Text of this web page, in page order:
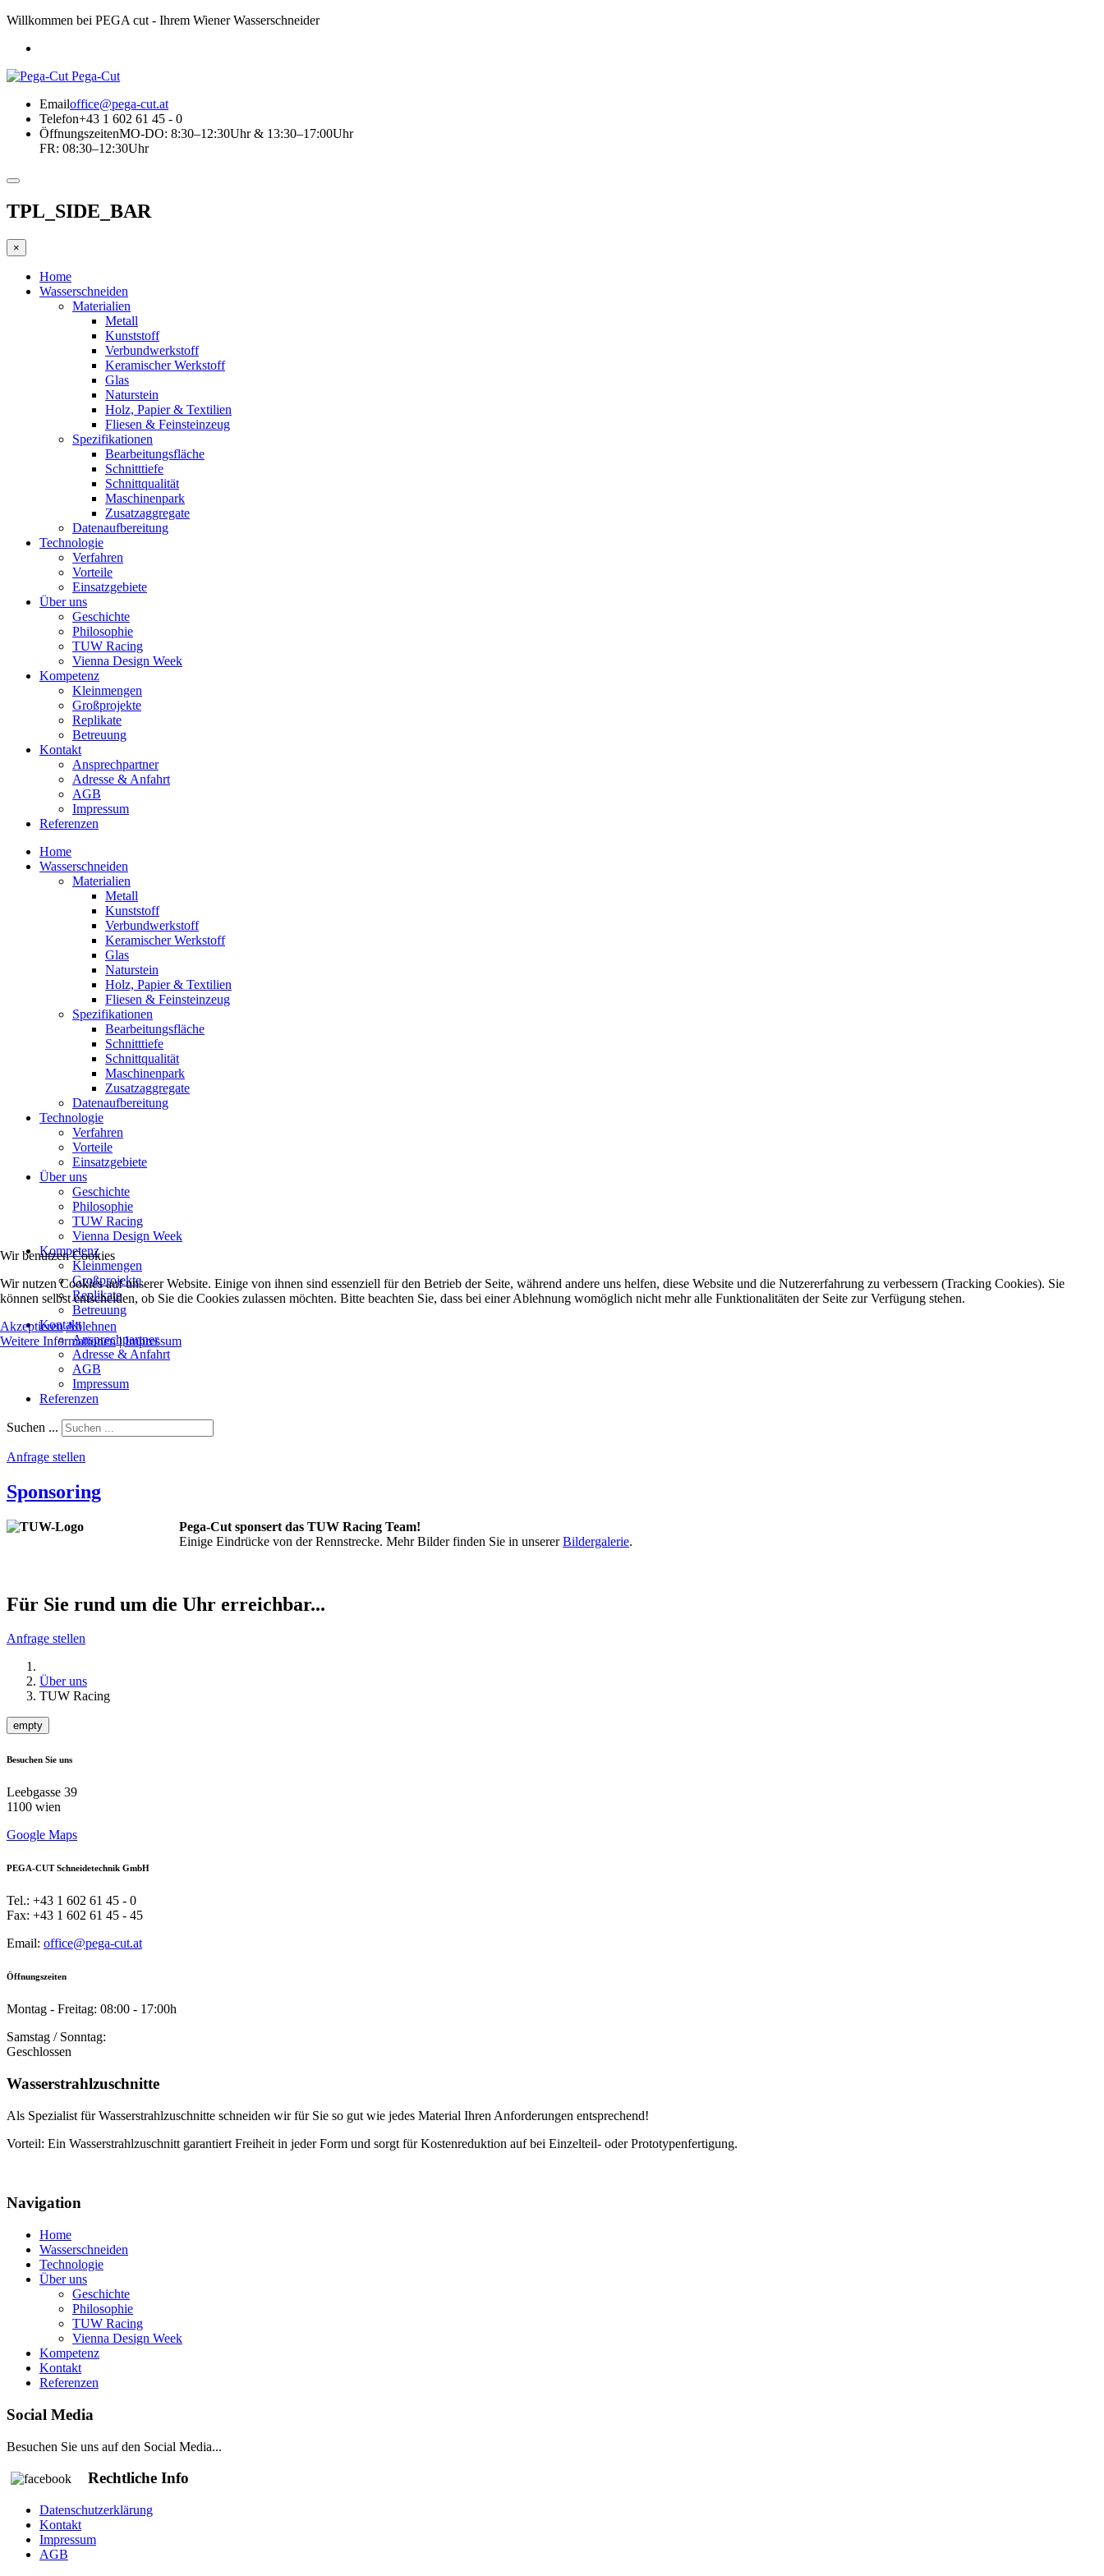
Willkommen bei PEGA cut - Ihrem Wiener Wasserschneider
Pega-Cut
Emailoffice@pega-cut.at
Telefon+43 1 602 61 45 - 0
ÖffnungszeitenMO-DO: 8:30–12:30Uhr & 13:30–17:00Uhr
FR: 08:30–12:30Uhr
TPL_SIDE_BAR
×
Home
Wasserschneiden
Materialien
Metall
Kunststoff
Verbundwerkstoff
Keramischer Werkstoff
Glas
Naturstein
Holz, Papier & Textilien
Fliesen & Feinsteinzeug
Spezifikationen
Bearbeitungsfläche
Schnitttiefe
Schnittqualität
Maschinenpark
Zusatzaggregate
Datenaufbereitung
Technologie
Verfahren
Vorteile
Einsatzgebiete
Über uns
Geschichte
Philosophie
TUW Racing
Vienna Design Week
Kompetenz
Kleinmengen
Großprojekte
Replikate
Betreuung
Kontakt
Ansprechpartner
Adresse & Anfahrt
AGB
Impressum
Referenzen
Home
Wasserschneiden
Materialien
Metall
Kunststoff
Verbundwerkstoff
Keramischer Werkstoff
Glas
Naturstein
Holz, Papier & Textilien
Fliesen & Feinsteinzeug
Spezifikationen
Bearbeitungsfläche
Schnitttiefe
Schnittqualität
Maschinenpark
Zusatzaggregate
Datenaufbereitung
Technologie
Verfahren
Vorteile
Einsatzgebiete
Über uns
Geschichte
Philosophie
TUW Racing
Vienna Design Week
Kompetenz
Kleinmengen
Großprojekte
Replikate
Betreuung
Kontakt
Ansprechpartner
Adresse & Anfahrt
AGB
Impressum
Referenzen
Suchen ...
Anfrage stellen
Sponsoring
Pega-Cut sponsert das TUW Racing Team!
Einige Eindrücke von der Rennstrecke. Mehr Bilder finden Sie in unsererBildergalerie.
Für Sie rund um die Uhr erreichbar...
Anfrage stellen
Über uns
TUW Racing
empty
Besuchen Sie uns
Leebgasse 39
1100 wien
Google Maps
PEGA-CUT Schneidetechnik GmbH
Tel.: +43 1 602 61 45 - 0
Fax: +43 1 602 61 45 - 45
Email: office@pega-cut.at
Öffnungszeiten
Montag - Freitag: 08:00 - 17:00h
Samstag / Sonntag:
Geschlossen
Wasserstrahlzuschnitte
Als Spezialist für Wasserstrahlzuschnitte schneiden wir für Sie so gut wie jedes Material Ihren Anforderungen entsprechend!
Vorteil: Ein Wasserstrahlzuschnitt garantiert Freiheit in jeder Form und sorgt für Kostenreduktion auf bei Einzelteil- oder Prototypenfertigung.
Navigation
Home
Wasserschneiden
Technologie
Über uns
Geschichte
Philosophie
TUW Racing
Vienna Design Week
Kompetenz
Kontakt
Referenzen
Social Media
Besuchen Sie uns auf den Social Media...
Rechtliche Info
Datenschutzerklärung
Kontakt
Impressum
AGB
Wir benutzen Cookies
Wir nutzen Cookies auf unserer Website. Einige von ihnen sind essenziell für den Betrieb der Seite, während andere uns helfen, diese Website und die Nutzererfahrung zu verbessern (Tracking Cookies). Sie
können selbst entscheiden, ob Sie die Cookies zulassen möchten. Bitte beachten Sie, dass bei einer Ablehnung womöglich nicht mehr alle Funktionalitäten der Seite zur Verfügung stehen.
AkzeptierenAblehnen
Weitere Informationen|Impressum